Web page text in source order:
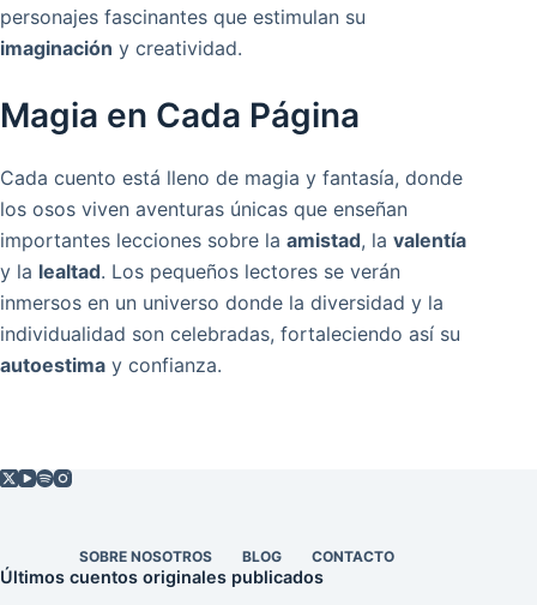
personajes fascinantes que estimulan su
imaginación y creatividad.
Magia en Cada Página
Cada cuento está lleno de magia y fantasía, donde
los osos viven aventuras únicas que enseñan
importantes lecciones sobre la amistad, la valentía
y la lealtad. Los pequeños lectores se verán
inmersos en un universo donde la diversidad y la
individualidad son celebradas, fortaleciendo así su
autoestima y confianza.
SOBRE NOSOTROS BLOG CONTACTO
Últimos cuentos originales publicados